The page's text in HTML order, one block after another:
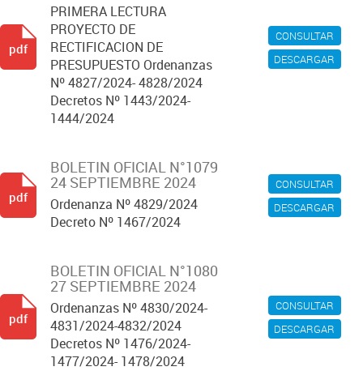
CONSULTAR
DESCARGAR
PRIMERA LECTURA
PROYECTO DE
RECTIFICACION DE
PRESUPUESTO Ordenanzas
Nº 4827/2024- 4828/2024
Decretos Nº 1443/2024-
1444/2024
pdf
CONSULTAR
DESCARGAR
BOLETIN OFICIAL N°1079
24 SEPTIEMBRE 2024
Ordenanza Nº 4829/2024
Decreto Nº 1467/2024
pdf
CONSULTAR
DESCARGAR
BOLETIN OFICIAL N°1080
27 SEPTIEMBRE 2024
Ordenanzas Nº 4830/2024-
4831/2024-4832/2024
Decretos Nº 1476/2024-
1477/2024- 1478/2024
pdf